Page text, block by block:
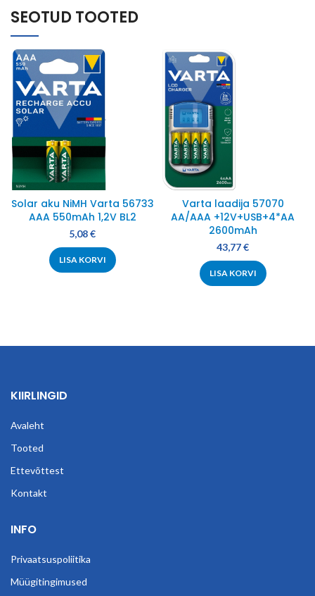
SEOTUD TOOTED
Solar aku NiMH Varta 56733
AAA 550mAh 1,2V BL2
5,08€
LISA KORVI
Varta laadija 57070
AA/AAA +12V+USB+4*AA
2600mAh
43,77€
LISA KORVI
KIIRLINGID
Avaleht
Tooted
Ettevõttest
Kontakt
INFO
Privaatsuspoliitika
Müügitingimused